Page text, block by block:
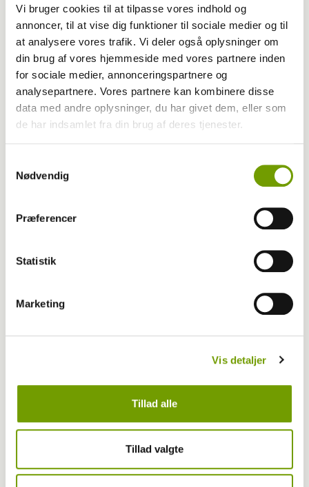
Vi bruger cookies til at tilpasse vores indhold og
annoncer, til at vise dig funktioner til sociale medier og til
at analysere vores trafik. Vi deler også oplysninger om
din brug af vores hjemmeside med vores partnere inden
for sociale medier, annonceringspartnere og
analysepartnere. Vores partnere kan kombinere disse
data med andre oplysninger, du har givet dem, eller som
de har indsamlet fra din brug af deres tjenester.
Nødvendig
Præferencer
Statistik
Marketing
Vis detaljer
Tillad alle
Tillad valgte
Dyrlæge/sundhed
Hund er død af at drikke algeholdigt
havvand
Lækkert tøj på Hund i Fokus